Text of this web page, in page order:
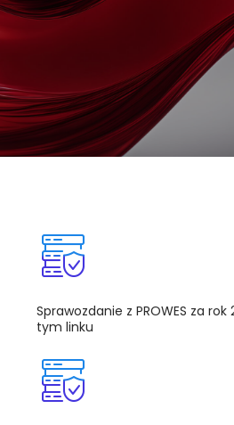
Sprawozdanie z PROWES za
tym linku